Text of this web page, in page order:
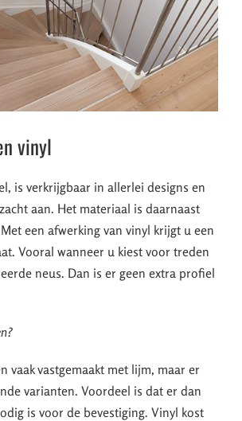
vinyl
is verkrijgbaar in allerlei designs en
aan. Het materiaal is daarnaast
een afwerking van vinyl krijgt u een
Vooral wanneer u kiest voor treden
neus. Dan is er geen extra profiel
vaak vastgemaakt met lijm, maar er
varianten. Voordeel is dat er dan
is voor de bevestiging. Vinyl kost